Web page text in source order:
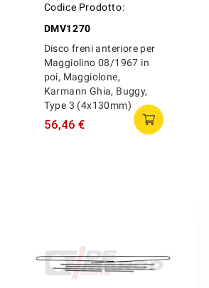
Codice Prodotto:
DMV1270
Disco freni anteriore per
Maggiolino 08/1967 in
poi, Maggiolone,
Karmann Ghia, Buggy,
Type 3 (4x130mm)
56,46 €